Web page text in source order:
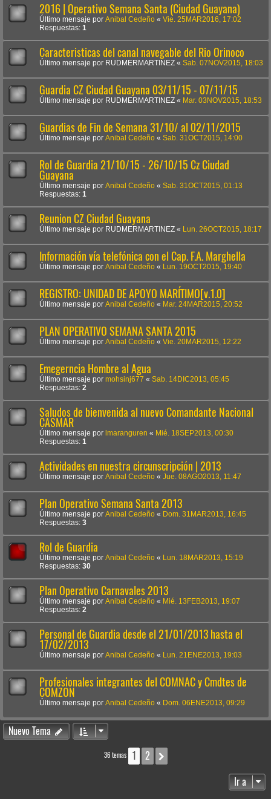
2016 | Operativo Semana Santa (Ciudad Guayana)
Último mensaje por Anibal Cedeño « Vie. 25MAR2016, 17:02
Respuestas: 1
Caracteristicas del canal navegable del Rio Orinoco
Último mensaje por RUDMERMARTINEZ « Sab. 07NOV2015, 18:03
Guardia CZ Ciudad Guayana 03/11/15 - 07/11/15
Último mensaje por RUDMERMARTINEZ « Mar. 03NOV2015, 18:53
Guardias de Fin de Semana 31/10/ al 02/11/2015
Último mensaje por Anibal Cedeño « Sab. 31OCT2015, 14:00
Rol de Guardia 21/10/15 - 26/10/15 Cz Ciudad
Guayana
Último mensaje por Anibal Cedeño « Sab. 31OCT2015, 01:13
Respuestas: 1
Reunion CZ Ciudad Guayana
Último mensaje por RUDMERMARTINEZ « Lun. 26OCT2015, 18:17
Información vía telefónica con el Cap. F.A. Marghella
Último mensaje por Anibal Cedeño « Lun. 19OCT2015, 19:40
REGISTRO: UNIDAD DE APOYO MARÍTIMO[v.1.0]
Último mensaje por Anibal Cedeño « Mar. 24MAR2015, 20:52
PLAN OPERATIVO SEMANA SANTA 2015
Último mensaje por Anibal Cedeño « Vie. 20MAR2015, 12:22
Emegerncia Hombre al Agua
Último mensaje por mohsinj677 « Sab. 14DIC2013, 05:45
Respuestas: 2
Saludos de bienvenida al nuevo Comandante Nacional
CASMAR
Último mensaje por lmaranguren « Mié. 18SEP2013, 00:30
Respuestas: 1
Actividades en nuestra circunscripción | 2013
Último mensaje por Anibal Cedeño « Jue. 08AGO2013, 11:47
Plan Operativo Semana Santa 2013
Último mensaje por Anibal Cedeño « Dom. 31MAR2013, 16:45
Respuestas: 3
Rol de Guardia
Último mensaje por Anibal Cedeño «
Lun. 18MAR2013, 15:19
Respuestas: 30
Plan Operativo Carnavales 2013
Último mensaje por Anibal Cedeño « Mié. 13FEB2013, 19:07
Respuestas: 2
Personal de Guardia desde el 21/01/2013 hasta el
17/02/2013
Último mensaje por Anibal Cedeño « Lun. 21ENE2013, 19:03
Profesionales integrantes del COMNAC y Cmdtes de
COMZON
Último mensaje por Anibal Cedeño « Dom. 06ENE2013, 09:29
Nuevo Tema
36 temas 1 2
Ir a